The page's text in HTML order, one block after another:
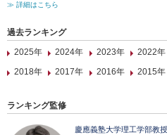
≫ 詳細はこちら
過去ランキング
2025年
2024年 2023年 2022年
2018年
2017年 2016年 2015年
ランキング監修
慶應義塾大学理工学部教